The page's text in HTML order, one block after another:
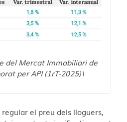
del Mercat Immobiliari de
per API (1rT-2025)\
el preu dels lloguers,